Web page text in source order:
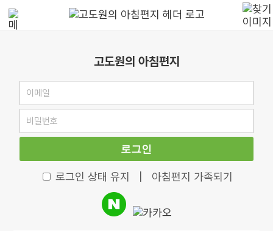
고도원의 아침편지
로그인
로그인 상태 유지 아침편지 가족되기